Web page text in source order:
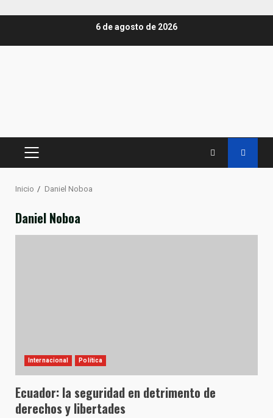
6 de agosto de 2026
MENÚ
Inicio Daniel Noboa
Daniel Noboa
Internacional Política
Ecuador: la seguridad en detrimento de
derechos y libertades